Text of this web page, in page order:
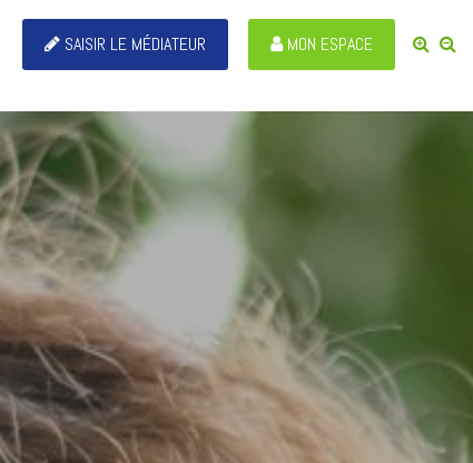
SAISIR LE MÉDIATEUR MON ESPACE